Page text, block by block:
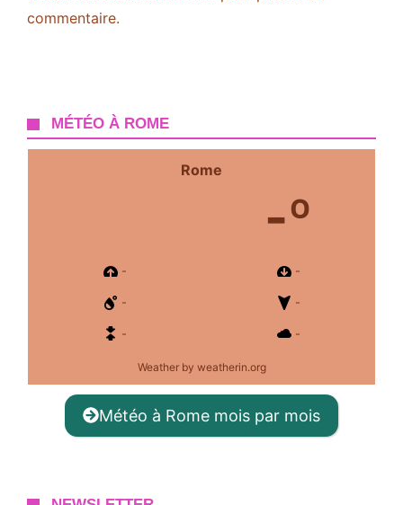
commentaire.
MÉTÉO À ROME
Rome
-º
- -
- -
- -
Weatherby weatherin.org
Météo à Rome mois par mois